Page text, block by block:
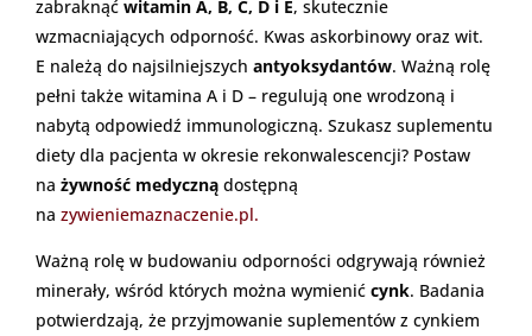
zabraknąć witamin A, B, C, D i E, skutecznie
wzmacniających odporność. Kwas askorbinowy oraz wit.
E należą do najsilniejszych antyoksydantów. Ważną rolę
pełni także witamina A i D – regulują one wrodzoną i
nabytą odpowiedź immunologiczną. Szukasz suplementu
diety dla pacjenta w okresie rekonwalescencji? Postaw
na żywność medyczną dostępną
na zywieniemaznaczenie.pl.
Ważną rolę w budowaniu odporności odgrywają również
minerały, wśród których można wymienić cynk. Badania
potwierdzają, że przyjmowanie suplementów z cynkiem